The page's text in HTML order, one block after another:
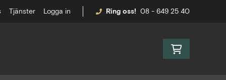
Tjänster Logga in Ring oss! 08 - 649 25 40